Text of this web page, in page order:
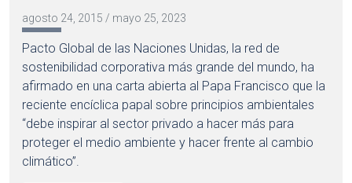
agosto 24, 2015 / mayo 25, 2023
Pacto Global de las Naciones Unidas, la red de
sostenibilidad corporativa más grande del mundo, ha
afirmado en una carta abierta al Papa Francisco que la
reciente encíclica papal sobre principios ambientales
“debe inspirar al sector privado a hacer más para
proteger el medio ambiente y hacer frente al cambio
climático”.